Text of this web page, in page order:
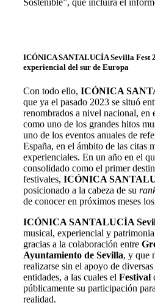
Sostenible”, que incluirá el
ICÓNICA SANTALUCÍA Sevilla Fest
experiencial del sur de Europa
Con todo ello, ICÓNICA
que ya el pasado 2023 se situó
renombrados a nivel nacional, en
como uno de los grandes hitos
uno de los eventos anuales de
España, en el ámbito de las citas
experienciales. En un año en el
consolidado como el primer
festivales, ICÓNICA
posicionado a la cabeza de su
de conocer en próximos meses
ICÓNICA SANTALUCÍA
musical, experiencial y
gracias a la colaboración entre
Ayuntamiento de Sevilla, y que
realizarse sin el apoyo de
entidades, a las cuales el Festival
públicamente su participación
realidad.